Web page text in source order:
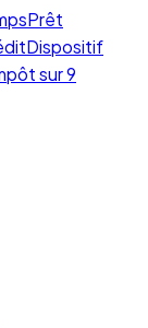
Prêt
Dispositif
sur 9